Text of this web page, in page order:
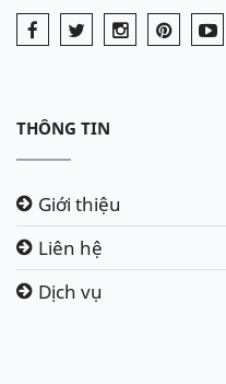
THÔNG TIN
Giới thiệu
Liên hệ
Dịch vụ